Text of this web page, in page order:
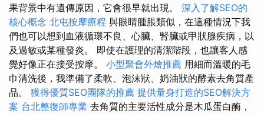
果背景中有遺傳原因，它會很早就出現。 深入了解SEO的
核心概念 北屯按摩療程 與眼睛腫脹類似，在這種情況下我
們也可以想到血液循環不良、心臟、腎臟或甲狀腺疾病，以
及過敏或某種發炎。 即使在護理的清潔階段，也讓客人感
覺好像正在接受按摩。 小型聚會外燴推薦 用細而溫暖的毛
巾清洗後，我準備了柔軟、泡沫狀、奶油狀的酵素去角質產
品。 獲得優質SEO團隊的推薦 提供量身打造的SEO解決方
案 台北整復師專業 去角質的主要活性成分是木瓜蛋白酶，